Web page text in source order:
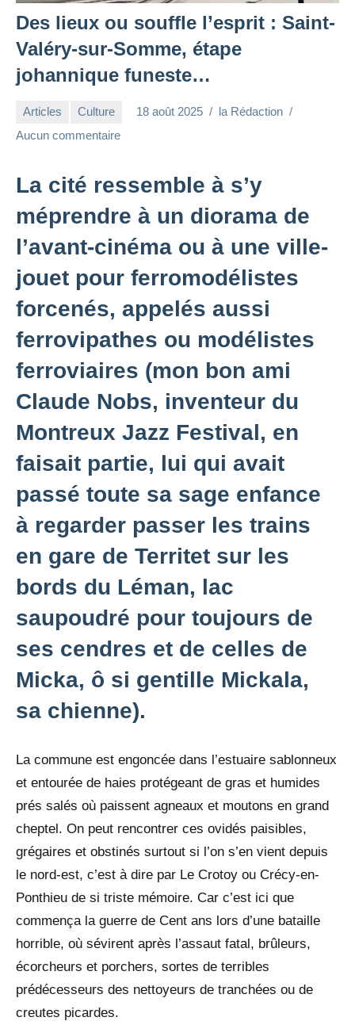
Des lieux ou souffle l’esprit : Saint-
Valéry-sur-Somme, étape
johannique funeste…
Articles Culture 18 août 2025
la Rédaction
Aucun commentaire
La cité ressemble à s’y
méprendre à un diorama de
l’avant-cinéma ou à une ville-
jouet pour ferromodélistes
forcenés, appelés aussi
ferrovipathes ou modélistes
ferroviaires (mon bon ami
Claude Nobs, inventeur du
Montreux Jazz Festival, en
faisait partie, lui qui avait
passé toute sa sage enfance
à regarder passer les trains
en gare de Territet sur les
bords du Léman, lac
saupoudré pour toujours de
ses cendres et de celles de
Micka, ô si gentille Mickala,
sa chienne).
La commune est engoncée dans l’estuaire sablonneux
et entourée de haies protégeant de gras et humides
prés salés où paissent agneaux et moutons en grand
cheptel. On peut rencontrer ces ovidés paisibles,
grégaires et obstinés surtout si l’on s’en vient depuis
le nord-est, c’est à dire par Le Crotoy ou Crécy-en-
Ponthieu de si triste mémoire. Car c’est ici que
commença la guerre de Cent ans lors d’une bataille
horrible, où sévirent après l’assaut fatal, brûleurs,
écorcheurs et porchers, sortes de terribles
prédécesseurs des nettoyeurs de tranchées ou de
creutes picardes.